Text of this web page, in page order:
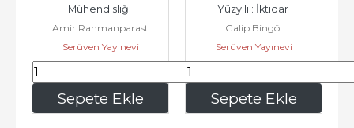
Sepete Ekle
Mühendisliği
Örnekleriyle Veri Ön
İşleme ve Makine...
Amir Rahmanparast
Serüven Yayınevi
245,70 Sepete Ekle
Yüzyılı : İktidar
Mücadelesi ve İsyanlar
(1243-1335) -
Galip Bingöl
Serüven Yayınevi
507,00